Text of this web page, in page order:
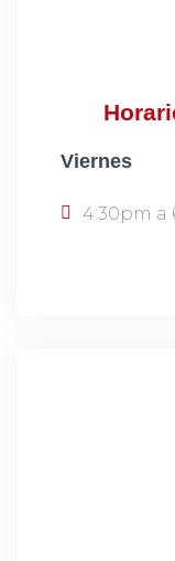
Viernes
4:30pm a